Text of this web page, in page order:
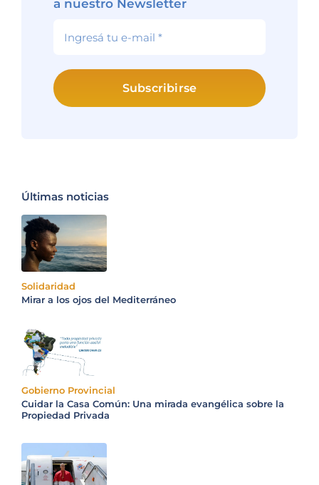
a nuestro Newsletter
Subscribirse
Últimas noticias
Solidaridad
Mirar a los ojos del Mediterráneo
Gobierno Provincial
Cuidar la Casa Común: Una mirada evangélica sobre la
Propiedad Privada